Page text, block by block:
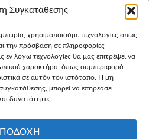
Συγκατάθεσης
χρησιμοποιούμε τεχνολογίες όπως
την πρόσβαση σε πληροφορίες
λόγω τεχνολογίες θα μας επιτρέψει να
χαρακτήρα, όπως συμπεριφορά
σε αυτόν τον ιστότοπο. Η μη
μπορεί να επηρεάσει
δυνατότητες.